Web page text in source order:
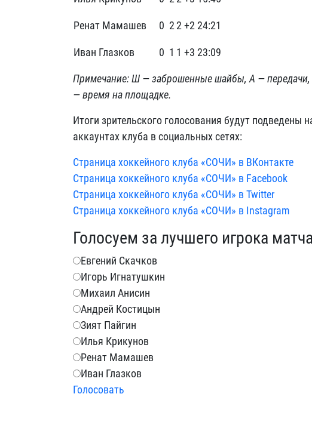
Ренат Мамашев 0 2 2 +2 24:21
Иван Глазков 0 1 1 +3 23:09
Примечание: Ш — заброшенные шайбы, А — передачи,
— время на площадке.
Итоги зрительского голосования будут подведены
аккаунтах клуба в социальных сетях:
Страница хоккейного клуба «СОЧИ» в ВКонтакте
Страница хоккейного клуба «СОЧИ» в Facebook
Страница хоккейного клуба «СОЧИ» в Twitter
Страница хоккейного клуба «СОЧИ» в Instagram
Голосуем за лучшего игрока
Евгений Скачков
Игорь Игнатушкин
Михаил Анисин
Андрей Костицын
Зият Пайгин
Илья Крикунов
Ренат Мамашев
Иван Глазков
Голосовать